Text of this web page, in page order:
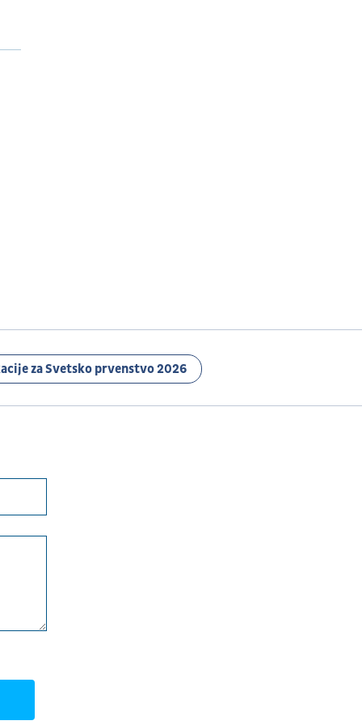
za Svetsko prvenstvo 2026